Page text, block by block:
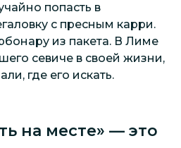
попасть в
с пресным карри.
из пакета. В Лиме
севиче в своей жизни,
где его искать.
на месте» — это